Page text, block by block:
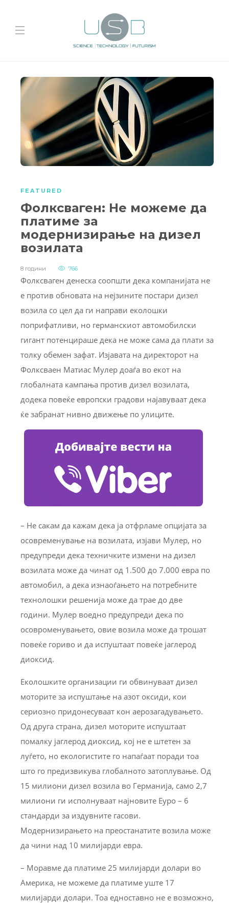
FEATURED
Фолксваген: Не можеме да
платиме за
модернизирање на дизел
возилата
8 години 766
Фолксваген денеска соопшти дека компанијата не
е против обновата на нејзините постари дизел
возила со цел да ги направи еколошки
поприфатливи, но германскиот автомобилски
гигант потенцираше дека не може сама да плати за
толку обемен зафат. Изјавата на директорот на
Фолксваен Матиас Мулер доаѓа во екот на
глобалната кампања против дизел возилата,
додека повеќе европски градови најавуваат дека
ќе забранат нивно движење по улиците.
– Не сакам да кажам дека ја отфрламе опцијата за
осовременување на возилата, изјави Мулер, но
предупреди дека техничките измени на дизел
возилата може да чинат од 1.500 до 7.000 евра по
автомобил, а дека изнаоѓањето на потребните
технолошки решенија може да трае до две
години. Мулер воедно предупреди дека по
осовроменувањето, овие возила може да трошат
повеќе гориво и да испуштаат повеќе јаглерод
диоксид.
Еколошките организации ги обвинуваат дизел
моторите за испуштање на азот оксиди, кои
сериозно придонесуваат кон аерозагадувањето.
Од друга страна, дизел моторите испуштаат
помалку јаглерод диоксид, кој не е штетен за
луѓето, но екологистите го напаѓаат поради тоа
што го предизвикува глобалното затоплување. Од
15 милиони дизел возила во Германија, само 2,7
милиони ги исполнуваат најновите Еуро – 6
стандарди за издувните гасови.
Модернизирањето на преостанатите возила може
да чини над 10 милијарди евра.
– Моравме да платиме 25 милијарди долари во
Америка, не можеме да платиме уште 17
милијарди долари. Тоа едноставно не е возможно,